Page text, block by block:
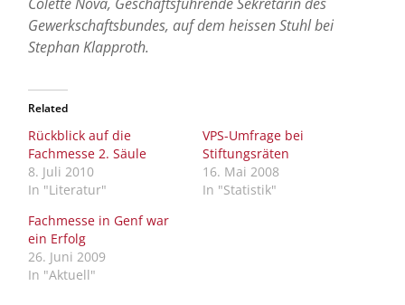
Gewerkschaftsbundes, auf dem heissen Stuhl bei
Stephan Klapproth.
Related
Rückblick auf die
Fachmesse 2. Säule
8. Juli 2010
In "Literatur"
VPS-Umfrage bei
Stiftungsräten
16. Mai 2008
In "Statistik"
Fachmesse in Genf war
ein Erfolg
26. Juni 2009
In "Aktuell"